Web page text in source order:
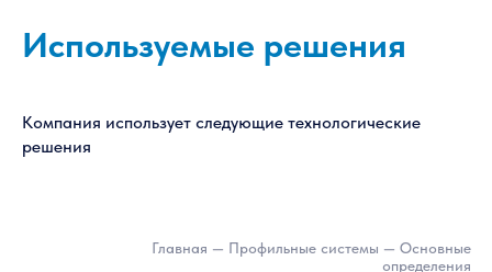
Используемые решения
Компания использует следующие технологические
решения